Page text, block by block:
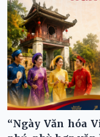
“Ngày Văn hóa